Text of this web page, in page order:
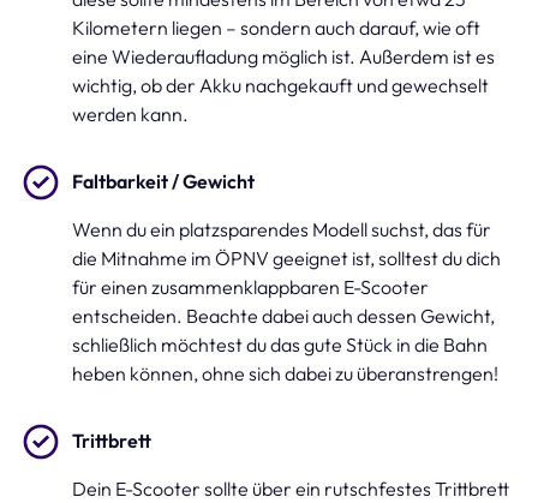
Kilometern liegen – sondern auch darauf, wie oft
eine Wiederaufladung möglich ist. Außerdem ist es
wichtig, ob der Akku nachgekauft und gewechselt
werden kann.
Faltbarkeit / Gewicht
Wenn du ein platzsparendes Modell suchst, das für
die Mitnahme im ÖPNV geeignet ist, solltest du dich
für einen zusammenklappbaren E-Scooter
entscheiden. Beachte dabei auch dessen Gewicht,
schließlich möchtest du das gute Stück in die Bahn
heben können, ohne sich dabei zu überanstrengen!
Trittbrett
Dein E-Scooter sollte über ein rutschfestes Trittbrett